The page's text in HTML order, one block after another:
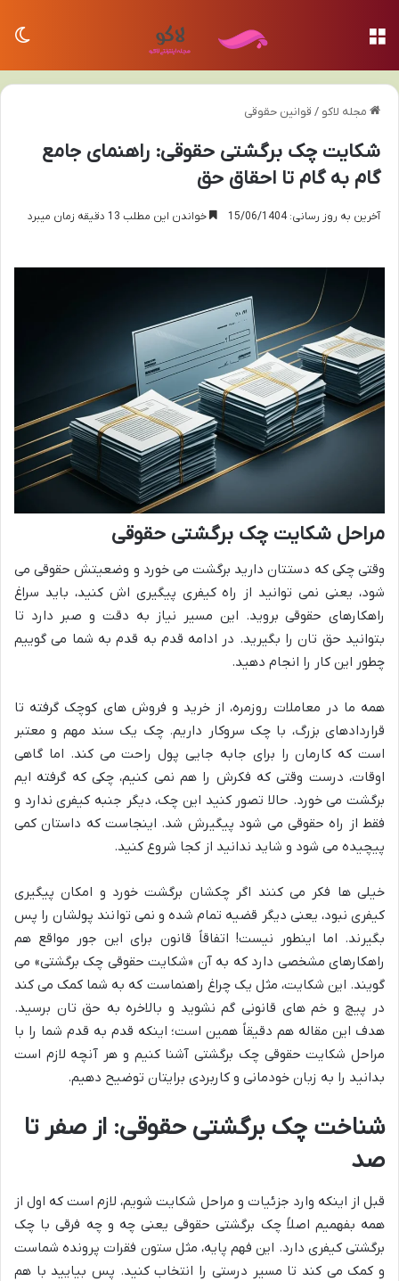
مجله لاکو / قوانین حقوقی
شکایت چک برگشتی حقوقی: راهنمای جامع
گام به گام تا احقاق حق
آخرین به روز رسانی: 15/06/1404 خواندن این مطلب 13 دقیقه زمان میبرد
مراحل شکایت چک برگشتی حقوقی
وقتی چکی که دستتان دارید برگشت می خورد و وضعیتش حقوقی می
شود، یعنی نمی توانید از راه کیفری پیگیری اش کنید، باید سراغ
راهکارهای حقوقی بروید. این مسیر نیاز به دقت و صبر دارد تا
بتوانید حق تان را بگیرید. در ادامه قدم به قدم به شما می گوییم
چطور این کار را انجام دهید.
همه ما در معاملات روزمره، از خرید و فروش های کوچک گرفته تا
قراردادهای بزرگ، با چک سروکار داریم. چک یک سند مهم و معتبر
است که کارمان را برای جابه جایی پول راحت می کند. اما گاهی
اوقات، درست وقتی که فکرش را هم نمی کنیم، چکی که گرفته ایم
برگشت می خورد. حالا تصور کنید این چک، دیگر جنبه کیفری ندارد و
فقط از راه حقوقی می شود پیگیرش شد. اینجاست که داستان کمی
پیچیده می شود و شاید ندانید از کجا شروع کنید.
خیلی ها فکر می کنند اگر چکشان برگشت خورد و امکان پیگیری
کیفری نبود، یعنی دیگر قضیه تمام شده و نمی توانند پولشان را پس
بگیرند. اما اینطور نیست! اتفاقاً قانون برای این جور مواقع هم
راهکارهای مشخصی دارد که به آن «شکایت حقوقی چک برگشتی» می
گویند. این شکایت، مثل یک چراغ راهنماست که به شما کمک می کند
در پیچ و خم های قانونی گم نشوید و بالاخره به حق تان برسید.
هدف این مقاله هم دقیقاً همین است؛ اینکه قدم به قدم شما را با
مراحل شکایت حقوقی چک برگشتی آشنا کنیم و هر آنچه لازم است
بدانید را به زبان خودمانی و کاربردی برایتان توضیح دهیم.
شناخت چک برگشتی حقوقی: از صفر تا
صد
قبل از اینکه وارد جزئیات و مراحل شکایت شویم، لازم است که اول از
همه بفهمیم اصلاً چک برگشتی حقوقی یعنی چه و چه فرقی با چک
برگشتی کیفری دارد. این فهم پایه، مثل ستون فقرات پرونده شماست
و کمک می کند تا مسیر درستی را انتخاب کنید. پس بیایید با هم